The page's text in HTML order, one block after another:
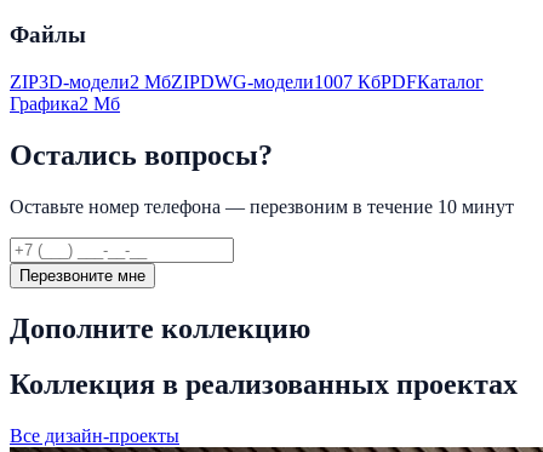
Файлы
ZIP3D-модели2 МбZIPDWG-модели1007 КбPDFКаталог
Графика2 Мб
Остались вопросы?
Оставьте номер телефона — перезвоним в течение 10 минут
Перезвоните мне
Дополните коллекцию
Коллекция в реализованных проектах
Все дизайн-проекты